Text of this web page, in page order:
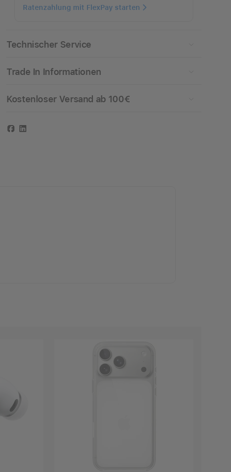
Ratenzahlung mit FlexPay starten
Technischer Service
Trade In Informationen
Kostenloser Versand ab 100€
Facebook
LinkedIn